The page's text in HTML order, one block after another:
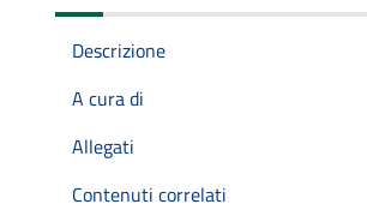
Descrizione
A cura di
Allegati
Contenuti correlati